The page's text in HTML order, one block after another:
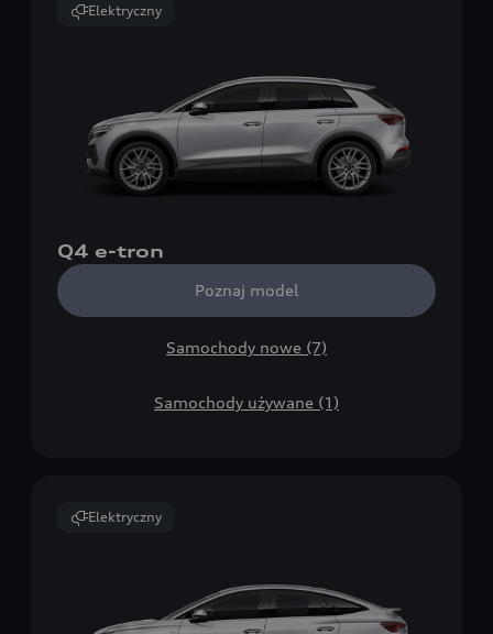
Elektryczny
Q4 e-tron
Poznaj model
Samochody nowe (7)
Samochody używane (1)
Elektryczny